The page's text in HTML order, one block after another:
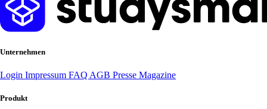
Unternehmen
Login Impressum FAQ AGB Presse Magazine
Produkt